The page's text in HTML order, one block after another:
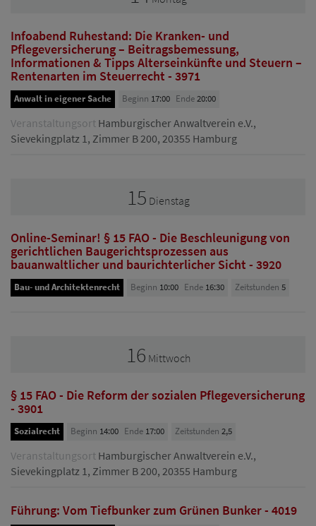
Infoabend Ruhestand: Die Kranken- und
Pflegeversicherung – Beitragsbemessung,
Informationen & Tipps Alterseinkünfte und Steuern –
Rentenarten im Steuerrecht - 3971
Anwalt in eigener Sache Beginn 17:00 Ende20:00
Veranstaltungsort Hamburgischer Anwaltverein e.V.,
Sievekingplatz 1, Zimmer B 200, 20355 Hamburg
15 Dienstag
Online-Seminar! § 15 FAO - Die Beschleunigung von
gerichtlichen Baugerichtsprozessen aus
bauanwaltlicher und baurichterlicher Sicht - 3920
Bau- und Architektenrecht Beginn 10:00 Ende 16:30 Zeitstunden 5
16 Mittwoch
§ 15 FAO - Die Reform der sozialen Pflegeversicherung
- 3901
Sozialrecht Beginn 14:00 Ende 17:00 Zeitstunden 2,5
Veranstaltungsort Hamburgischer Anwaltverein e.V.,
Sievekingplatz 1, Zimmer B 200, 20355 Hamburg
Führung: Vom Tiefbunker zum Grünen Bunker - 4019